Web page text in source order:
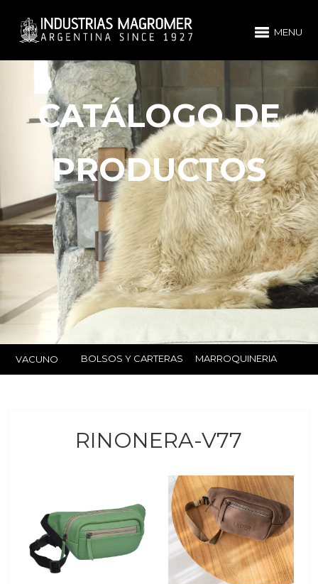
MENU
CATÁLOGO DE
PRODUCTOS
VACUNO BOLSOS Y CARTERAS MARROQUINERIA
RINONERA-V77